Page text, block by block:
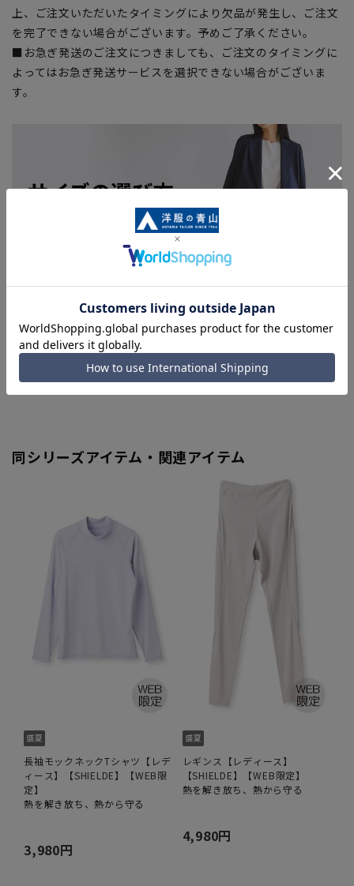
上、ご注文いただいたタイミングにより欠品が発生し、ご注文
を完了できない場合がございます。予めご了承ください。
■お急ぎ発送のご注文につきましても、ご注文のタイミングに
よってはお急ぎ発送サービスを選択できない場合がございま
す。
関連カテゴリから他の商品を探す
レディースインナー(肌着)
同シリーズアイテム・関連アイテム
長袖モックネックTシャツ【レデ
ィース】【SHIELDE】【WEB限
定】
熱を解き放ち、熱から守る
3,980円
レギンス【レディース】
【SHIELDE】【WEB限定】
熱を解き放ち、熱から守る
4,980円